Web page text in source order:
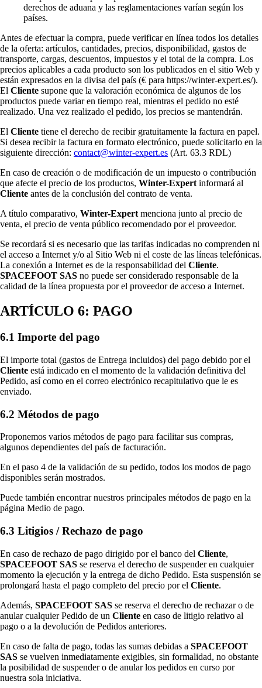
derechos de aduana y las reglamentaciones varían según los
países.
Antes de efectuar la compra, puede verificar en línea todos los detalles
de la oferta: artículos, cantidades, precios, disponibilidad, gastos de
transporte, cargas, descuentos, impuestos y el total de la compra. Los
precios aplicables a cada producto son los publicados en el sitio Web y
están expresados en la divisa del país (€ para https://winter-expert.es/).
El Cliente supone que la valoración económica de algunos de los
productos puede variar en tiempo real, mientras el pedido no esté
realizado. Una vez realizado el pedido, los precios se mantendrán.
El Cliente tiene el derecho de recibir gratuitamente la factura en papel.
Si desea recibir la factura en formato electrónico, puede solicitarlo en la
siguiente dirección: contact@winter-expert.es (Art. 63.3 RDL)
En caso de creación o de modificación de un impuesto o contribución
que afecte el precio de los productos, Winter-Expert informará al
Cliente antes de la conclusión del contrato de venta.
A título comparativo, Winter-Expert menciona junto al precio de
venta, el precio de venta público recomendado por el proveedor.
Se recordará si es necesario que las tarifas indicadas no comprenden ni
el acceso a Internet y/o al Sitio Web ni el coste de las líneas telefónicas.
La conexión a Internet es de la responsabilidad del Cliente.
SPACEFOOT SAS no puede ser considerado responsable de la
calidad de la línea propuesta por el proveedor de acceso a Internet.
ARTÍCULO 6: PAGO
6.1 Importe del pago
El importe total (gastos de Entrega incluidos) del pago debido por el
Cliente está indicado en el momento de la validación definitiva del
Pedido, así como en el correo electrónico recapitulativo que le es
enviado.
6.2 Métodos de pago
Proponemos varios métodos de pago para facilitar sus compras,
algunos dependientes del país de facturación.
En el paso 4 de la validación de su pedido, todos los modos de pago
disponibles serán mostrados.
Puede también encontrar nuestros principales métodos de pago en la
página Medio de pago.
6.3 Litigios / Rechazo de pago
En caso de rechazo de pago dirigido por el banco del Cliente,
SPACEFOOT SAS se reserva el derecho de suspender en cualquier
momento la ejecución y la entrega de dicho Pedido. Esta suspensión se
prolongará hasta el pago completo del precio por el Cliente.
Además, SPACEFOOT SAS se reserva el derecho de rechazar o de
anular cualquier Pedido de un Cliente en caso de litigio relativo al
pago o a la devolución de Pedidos anteriores.
En caso de falta de pago, todas las sumas debidas a SPACEFOOT
SAS se vuelven inmediatamente exigibles, sin formalidad, no obstante
la posibilidad de suspender o de anular los pedidos en curso por
nuestra sola iniciativa.